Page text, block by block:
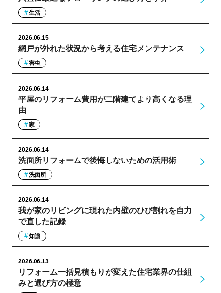
生活
網戸が外れた状況から考える住宅メンテナンス
2026.06.15
害虫
平屋のリフォーム費用が二階建てより高くなる理
由
2026.06.14
家
洗面所リフォームで後悔しないための活用術
2026.06.14
洗面所
我が家のリビングに現れた内壁のひび割れを自力
で直した記録
2026.06.14
知識
リフォーム一括見積もりが変えた住宅業界の仕組
みと選び方の極意
2026.06.13